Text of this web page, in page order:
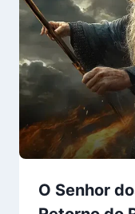
O Senhor